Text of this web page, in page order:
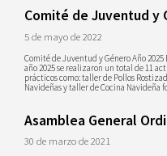
Comité de Juventud y
5 de mayo de 2022
Comité de Juventud y Género Año
año 2025 se realizaron un total de 11
prácticos como: taller de Pollos
Navideñas y taller de Cocina
Asamblea General
30 de marzo de 2021